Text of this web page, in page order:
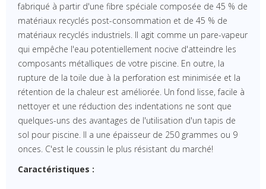
fabriqué à partir d'une fibre spéciale composée de 45 % de
matériaux recyclés post-consommation et de 45 % de
matériaux recyclés industriels. Il agit comme un pare-vapeur
qui empêche l'eau potentiellement nocive d'atteindre les
composants métalliques de votre piscine. En outre, la
rupture de la toile due à la perforation est minimisée et la
rétention de la chaleur est améliorée. Un fond lisse, facile à
nettoyer et une réduction des indentations ne sont que
quelques-uns des avantages de l'utilisation d'un tapis de
sol pour piscine. Il a une épaisseur de 250 grammes ou 9
onces. C'est le coussin le plus résistant du marché!
Caractéristiques :